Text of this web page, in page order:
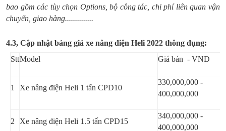
bao gồm các tùy chọn Options, bộ công tác, chi phí liên quan vận
chuyển, giao hàng..............
4.3, Cập nhật bảng giá xe nâng điện Heli 2022 thông dụng:
SttModel Giá bán - VNĐ
1 Xe nâng điện Heli 1 tấn CPD10
330,000,000 -
400,000,000
2 Xe nâng điện Heli 1.5 tấn CPD15
340,000,000 -
400,000,000